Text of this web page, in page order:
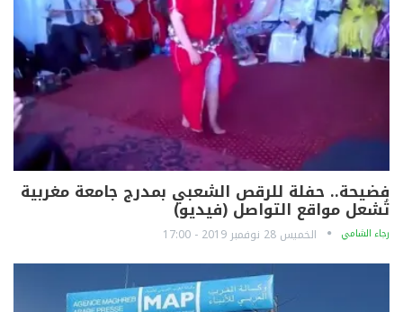
فضيحة.. حفلة للرقص الشعبي بمدرج جامعة مغربية
تُشعل مواقع التواصل (فيديو)
رجاء الشامي الخميس 28 نوفمبر 2019 - 17:00